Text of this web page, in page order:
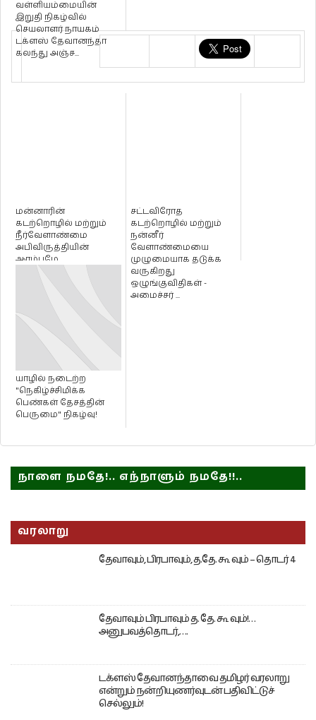
வள்ளியம்மையின்
இறுதி நிகழ்வில்
செயலாளர் நாயகம்
டக்ளஸ் தேவானந்தா
கலந்து அஞ்ச...
மன்னாரின்
கடற்றொழில் மற்றும்
நீர்வேளாண்மை
அபிவிருத்தியின்
ஆரம்பமே
ஓலைத்தொடுவாய்
சட்டவிரோத
கடற்றொழில் மற்றும்
நன்னீர்
வேளாண்மையை
முழுமையாக தடுக்க
வருகிறது
ஒழுங்குவிதிகள் -
அமைச்சர் ...
யாழில் நடைற்ற
"நெகிழ்ச்சிமிக்க
பெண்கள் தேசத்தின்
பெருமை" நிகழ்வு!
நாளை நமதே!.. எந்நாளும் நமதே!!..
வரலாறு
தேவாவும், பிரபாவும், த.தே. கூ வும் – தொடர் 4
தேவாவும் பிரபாவும் த. தே. கூ வும்!…
அனுபவத்தொடர்,….
டக்ளஸ் தேவானந்தாவை தமிழர் வரலாறு
என்றும் நன்றியுணர்வுடன் பதிவிட்டுச்
செல்லும்!